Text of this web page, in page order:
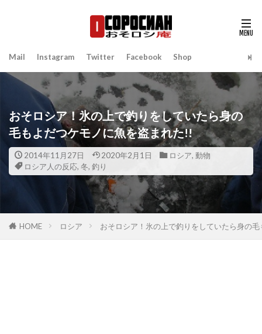
Mail Instagram Twitter Facebook Shop
おそロシア！氷の上で釣りをしていたら身の
毛もよだつケモノに魚を盗まれた!!
2014年11月27日 2020年2月1日 ロシア, 動物
ロシア人の反応, 冬, 釣り
HOME ロシア おそロシア！氷の上で釣りをしていたら身の